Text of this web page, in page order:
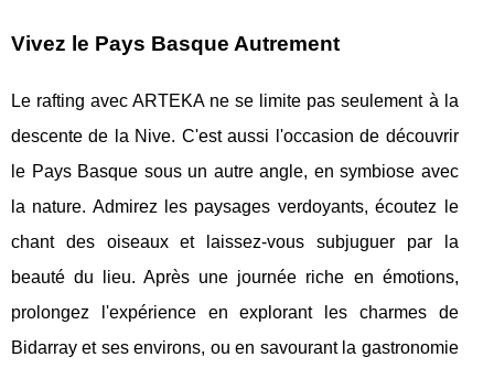
Vivez le Pays Basque Autrement
Le rafting avec ARTEKA ne se limite pas seulement à la
descente de la Nive. C'est aussi l'occasion de découvrir
le Pays Basque sous un autre angle, en symbiose avec
la nature. Admirez les paysages verdoyants, écoutez le
chant des oiseaux et laissez-vous subjuguer par la
beauté du lieu. Après une journée riche en émotions,
prolongez l'expérience en explorant les charmes de
Bidarray et ses environs, ou en savourant la gastronomie